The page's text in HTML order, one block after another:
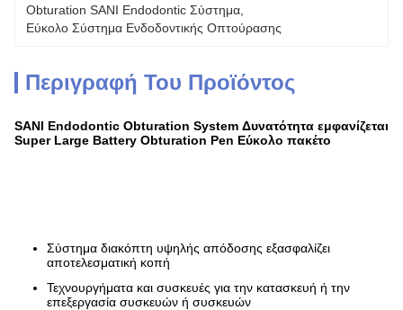
Obturation SANI Endodontic Σύστημα
Εύκολο Σύστημα Ενδοδοντικής Οπτούρασης
Περιγραφή Του Προϊόντος
SANI Endodontic Obturation System Δυνατότητα εμφανίζεται
Super Large Battery Obturation Pen Εύκολο πακέτο
Σύστημα διακόπτη υψηλής απόδοσης εξασφαλίζει
αποτελεσματική κοπή
Τεχνουργήματα και συσκευές για την κατασκευή ή την
επεξεργασία συσκευών ή συσκευών